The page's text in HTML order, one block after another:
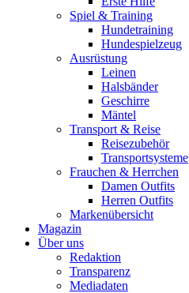
Spiel & Training
Hundetraining
Hundespielzeug
Ausrüstung
Leinen
Halsbänder
Geschirre
Mäntel
Transport & Reise
Reisezubehör
Transportsysteme
Frauchen & Herrchen
Damen Outfits
Herren Outfits
Markenübersicht
Magazin
Über uns
Redaktion
Transparenz
Mediadaten